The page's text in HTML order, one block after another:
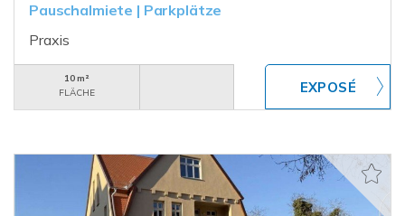
Pauschalmiete | Parkplätze
Praxis
10 m²
FLÄCHE